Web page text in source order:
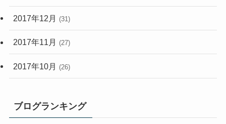
2017年12月 (31)
2017年11月 (27)
2017年10月 (26)
ブログランキング